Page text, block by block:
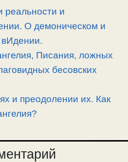
реальности и
О демоническом и
вИдении.
Писания, ложных
бесовских
и преодолении их. Как